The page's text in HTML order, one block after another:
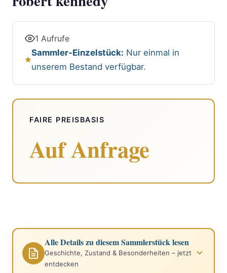
1 Aufrufe
Sammler-Einzelstück: Nur einmal in
unserem Bestand verfügbar.
FAIRE PREISBASIS
Auf Anfrage
Alle Details zu diesem Sammlerstück lesen
Geschichte, Zustand & Besonderheiten – jetzt
entdecken